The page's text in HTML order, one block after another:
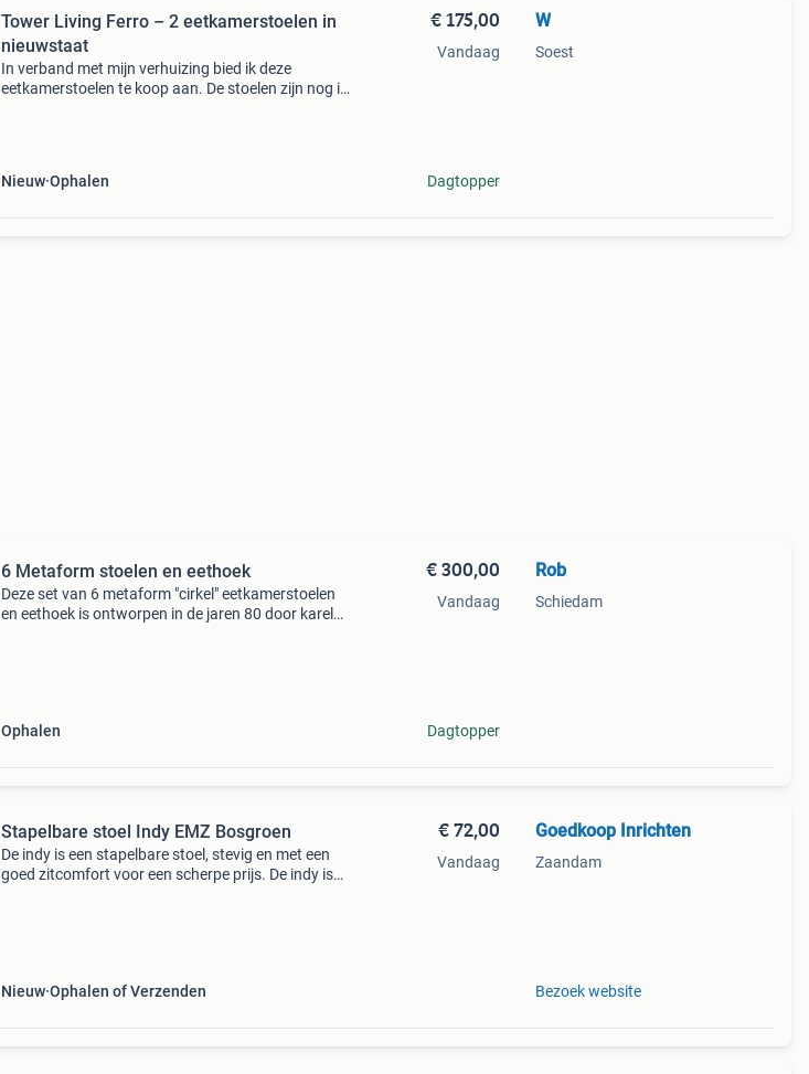
Tower Living Ferro – 2 eetkamerstoelen in
nieuwstaat
In verband met mijn verhuizing bied ik deze
eetkamerstoelen te koop aan. De stoelen zijn nog in
Nieuw Ophalen
€ 175,00
Vandaag
Dagtopper
W
Soest
6 Metaform stoelen en eethoek
Deze set van 6 metaform "cirkel" eetkamerstoelen
en eethoek is ontworpen in de jaren 80 door karel
Ophalen
€ 300,00
Vandaag
Dagtopper
Rob
Schiedam
Stapelbare stoel Indy EMZ Bosgroen
De indy is een stapelbare stoel, stevig en met een
goed zitcomfort voor een scherpe prijs. De indy is
Nieuw Ophalen of Verzenden
€ 72,00
Vandaag
Goedkoop Inrichten
Zaandam
Bezoek website